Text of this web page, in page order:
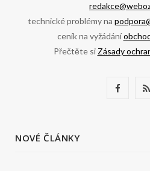
technické problémy na
ceník na vyžádání
Přečtěte siZásady
R
NOVÉ ČLÁNKY